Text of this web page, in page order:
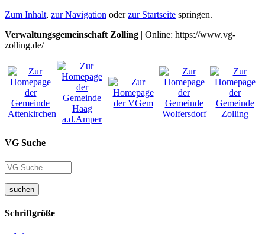
Zum Inhalt, zur Navigation oderzur Startseite springen.
Verwaltungsgemeinschaft Zolling | Online: https://www.vg-
zolling.de/
VG Suche
suchen
Schriftgröße